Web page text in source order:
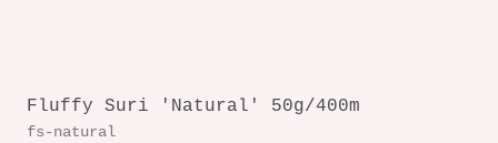
Fluffy Suri 'Natural' 50g/400m
fs-natural